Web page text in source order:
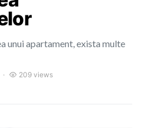
unui apartament, exista multe
209 views